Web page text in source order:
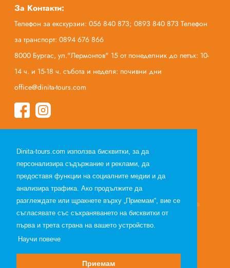
Dinita-tours.com използва бисквитки, за да
персонализира съдържание и реклами, да
предоставя функции на социалните медии и да
анализира трафика. Ако продължите да
разглеждате или щракнете върху „Приемам“, вие се
съгласявате със съхраняването на бисквитки от
първа и трета страна на вашето устройство.
Научи повече
Приемам
За Контакти:
Телефон за екскурзии: 056 840 873; 0893 840 873 Телефон
за транспорт: 0894 676 866
8000 Бургас, ул."Лермонтов" 15 от понеделник до петък: 10-
14 ч. и 15-18 ч. събота и неделя: почивни дни
office@dinita-tours.com
За нас
Полезна информация
Общи условия по договор за екскурзия
Общи условия по договор за почивка
Лични данни
Партньори